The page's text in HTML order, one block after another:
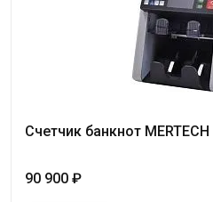
Счетчик банкнот
90 900 ₽